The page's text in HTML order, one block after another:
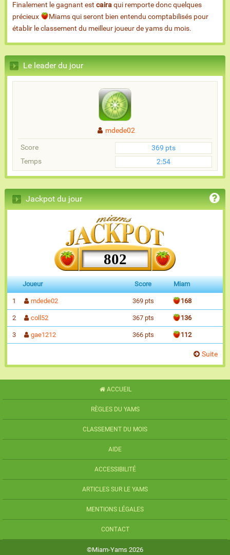
Finalement le gagnant est cairaqui remporte donc quelques
précieux
Miams qui seront bien entendu comptabilisés pour
établir le classement du meilleur joueur de yams du mois.
Le leader du jour
mdede02
Score
369 pts
Temps
2:54
Jackpot du jour
802
Joueur Score Miam
1 mdede02 369 pts 168
2 coll52 367 pts 136
3 gae1212 366 pts 112
Suite
ACCUEIL
RÈGLES DU YAMS
CLASSEMENT DU MOIS
AIDE
ACCESSIBILITÉ
ARTICLES SUR LE YAMS
MENTIONS LÉGALES
CONTACT
©Miam-Yams 2026